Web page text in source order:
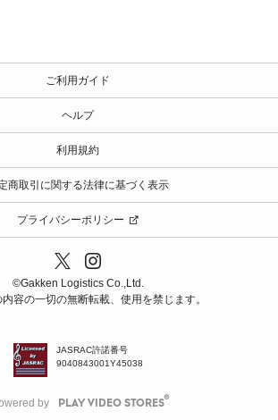
ご利用ガイド
ヘルプ
利用規約
商取引に関する法律に基づく表示
プライバシーポリシー
©️Gakken Logistics Co.,Ltd.
容の一切の無断転載、使用を禁じます。
JASRAC許諾番号
9040843001Y45038
by PLAY VIDEO STORES